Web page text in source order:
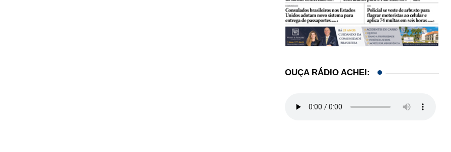
OUÇA RÁDIO ACHEI: